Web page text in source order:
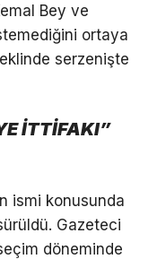
Bey ve
ortaya
serzenişte
İTTİFAKI”
ismi konusunda
Gazeteci
döneminde